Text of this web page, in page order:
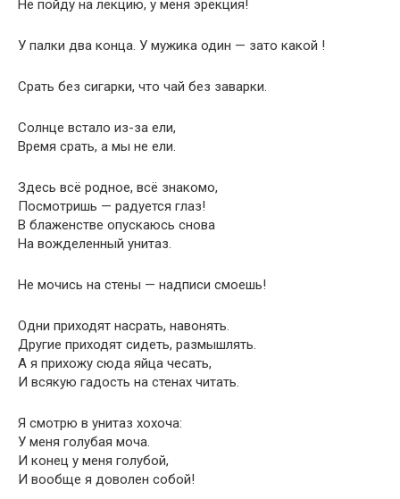
Не пойду на лекцию, у меня эрекция!
У палки два конца. У мужика один — зато какой !
Срать без сигарки, что чай без заварки.
Солнце встало из-за ели,
Время срать, а мы не ели.
Здесь всё родное, всё знакомо,
Посмотришь — радуется глаз!
В блаженстве опускаюсь снова
На вожделенный унитаз.
Не мочись на стены — надписи смоешь!
Одни приходят насрать, навонять.
Другие приходят сидеть, размышлять.
А я прихожу сюда яйца чесать,
И всякую гадость на стенах читать.
Я смотрю в унитаз хохоча:
У меня голубая моча.
И конец у меня голубой,
И вообще я доволен собой!